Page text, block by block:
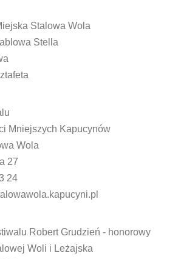
Stalowa Wola
Stella
Mniejszych Kapucynów
Wola
27
24
Robert Grudzień - honorowy
Woli i Leżajska